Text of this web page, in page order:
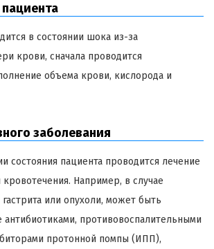
в состоянии шока из-за
крови, сначала проводится
объема крови, кислорода и
заболевания
состояния пациента проводится лечение
Например, в случае
или опухоли, может быть
антибиотиками, противовоспалительными
протонной помпы (ИПП),